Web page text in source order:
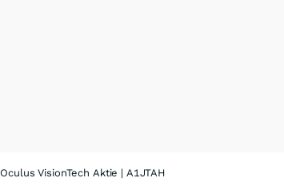
Oculus VisionTech Aktie | A1JTAH